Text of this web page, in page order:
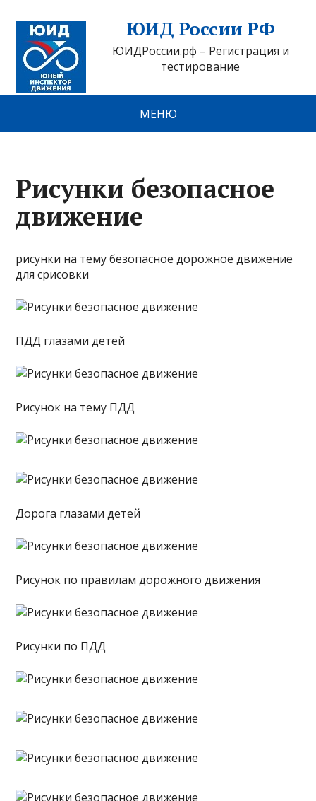
ЮИД России РФ
ЮИДРоссии.рф – Регистрация и
тестирование
МЕНЮ
Рисунки безопасное
движение
рисунки на тему безопасное дорожное движение
для срисовки
ПДД глазами детей
Рисунок на тему ПДД
Дорога глазами детей
Рисунок по правилам дорожного движения
Рисунки по ПДД